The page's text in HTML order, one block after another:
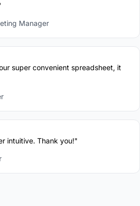
Manager
super convenient spreadsheet, it
intuitive. Thank you!"